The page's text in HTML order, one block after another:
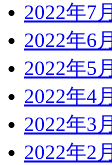
2022年7月
2022年6月
2022年5月
2022年4月
2022年3月
2022年2月